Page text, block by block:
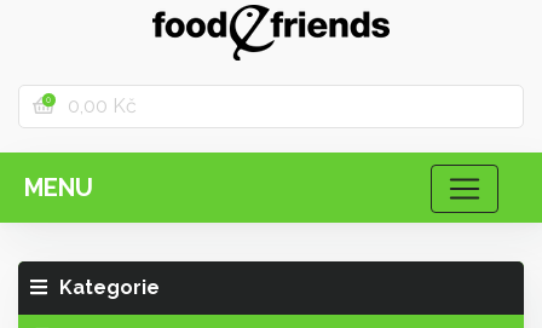
0 0,00 Kč
MENU
Kategorie